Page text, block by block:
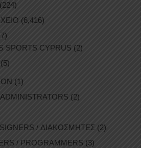
(224)
(6,416)
SPORTS CYPRUS (2)
(5)
(1)
(2)
/ ΔΙΑΚΟΣΜΗΤΕΣ (2)
/ PROGRAMMERS (3)